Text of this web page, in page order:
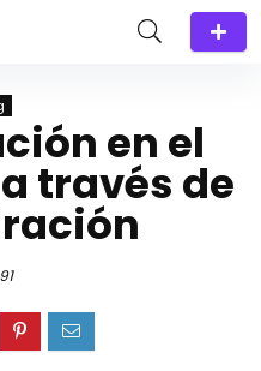
en el
través de